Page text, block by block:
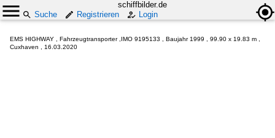
schiffbilder.de
Suche
Registrieren Login
EMS HIGHWAY , Fahrzeugtransporter ,IMO 9195133 , Baujahr 1999 , 99.90 x 19.83 m ,
Cuxhaven , 16.03.2020